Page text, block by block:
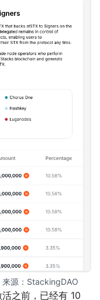
源： StackingDAO
之前，已经有 10